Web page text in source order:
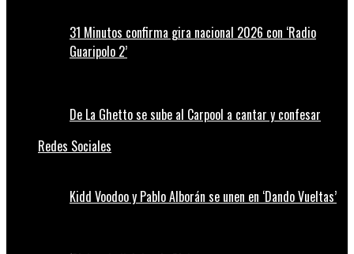
31 Minutos confirma gira nacional 2026 con ‘Radio
Guaripolo 2’
De La Ghetto se sube al Carpool a cantar y confesar
Redes Sociales
Kidd Voodoo y Pablo Alborán se unen en ‘Dando Vueltas’